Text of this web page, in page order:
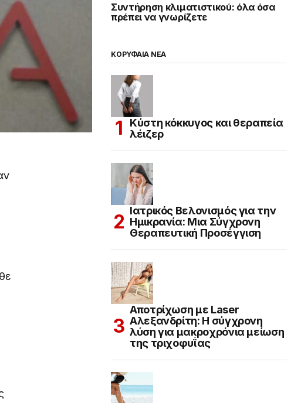
Συντήρηση κλιματιστικού: όλα όσα
πρέπει να γνωρίζετε
ΚΟΡΥΦΑΙΑ ΝΕΑ
Κύστη κόκκυγος και θεραπεία
λέιζερ
Ιατρικός Βελονισμός για την
Ημικρανία: Μια Σύγχρονη
Θεραπευτική Προσέγγιση
Αποτρίχωση με Laser
Αλεξανδρίτη: Η σύγχρονη
λύση για μακροχρόνια μείωση
της τριχοφυΐας